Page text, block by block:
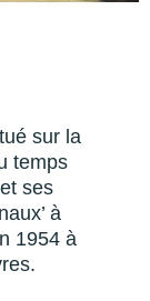
sur la
temps
ses
à
1954 à